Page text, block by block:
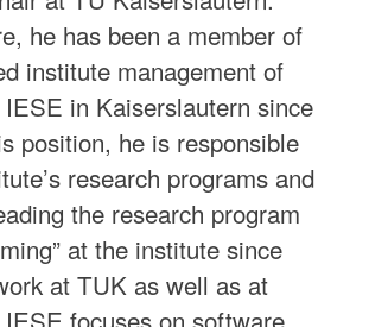
he has been a member of
institute management of
in Kaiserslautern since
position, he is responsible
research programs and
the research program
at the institute since
at TUK as well as at